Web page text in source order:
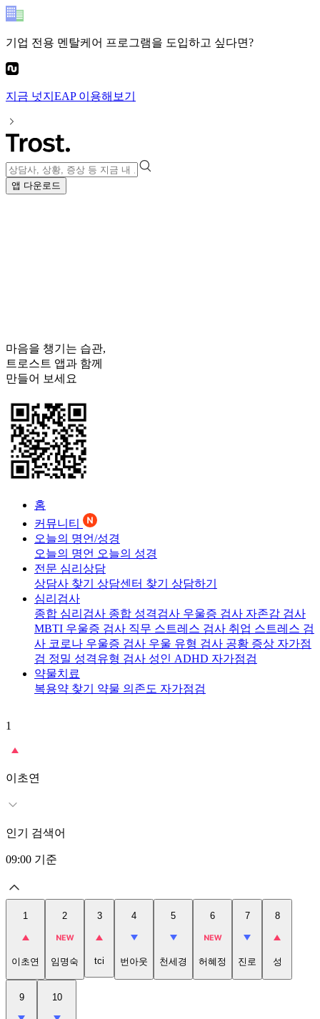
기업 전용 멘탈케어 프로그램을 도입하고 싶다면?
지금 넛지EAP이용해보기
앱 다운로드
마음을 챙기는 습관,
트로스트 앱과 함께
만들어 보세요
홈
커뮤니티
오늘의 명언/성경
오늘의 명언 오늘의 성경
전문 심리상담
상담사 찾기 상담센터 찾기 상담하기
심리검사
종합 심리검사 종합 성격검사 우울증 검사 자존감 검사
MBTI 우울증 검사 직무 스트레스 검사 취업 스트레스 검
사 코로나 우울증 검사 우울 유형 검사 공황 증상 자가점
검 정밀 성격유형 검사 성인 ADHD 자가점검
약물치료
복용약 찾기 약물 의존도 자가점검
1
이초연
인기 검색어
09:00 기준
1
이초연
2
임명숙
3
tci
4
번아웃
5
천세경
6
허혜정
7
진로
8
성
9 10